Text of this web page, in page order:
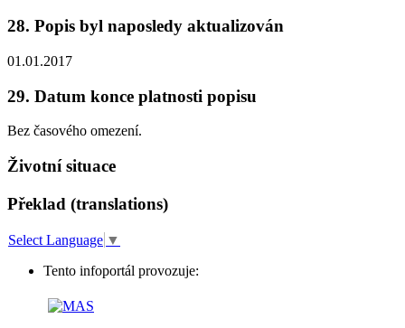
28. Popis byl naposledy aktualizován
01.01.2017
29. Datum konce platnosti popisu
Bez časového omezení.
Životní situace
Překlad (translations)
Select Language ▼
Tento infoportál provozuje: